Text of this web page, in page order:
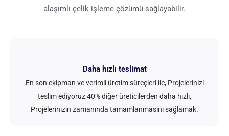
alaşımlı çelik işleme çözümü sağlayabilir.
Daha hızlı teslimat
En son ekipman ve verimli üretim süreçleri ile, Projelerinizi
teslim ediyoruz 40% diğer üreticilerden daha hızlı,
Projelerinizin zamanında tamamlanmasını sağlamak.